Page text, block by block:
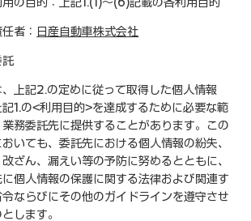
者： 日産自動車株式会社
託
、上記2.の定めに従って取得した個人情報
記1.の<利用目的>を達成するために必要な範
業務委託先に提供することがあります。この
いても、委託先における個人情報の紛失、
ざん、漏えい等の予防に努めるとともに、
に個人情報の保護に関する法律および関連す
令ならびにその他のガイドラインを遵守させ
します。